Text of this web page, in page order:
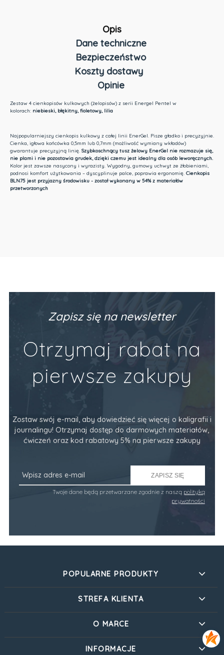
Opis
Dane techniczne
Bezpieczeństwo
Koszty dostawy
Cena nie zawiera ewentualnych kosztów płatności
Opinie
Zestaw 4 cienkopisów kulkowych (żelopisów) z serii Energel Pentel w
kolorach: niebieski, błękitny, fioletowy, lilia
Najpopularniejszy cienkopis kulkowy z całej linii EnerGel. Pisze gładko i precyzyjnie.
Cienka, igłowa końcówka 0,5mm lub 0,7mm (możliwość wymiany wkładów)
gwarantuje precyzyjną linię. Szybkoschnący tusz żelowy EnerGel nie rozmazuje się,
nie plami i nie pozostawia grudek, dzięki czemu jest idealny dla osób leworęcznych.
Kolor jest zawsze nasycony i wyrazisty. Wygodny, gumowy uchwyt ze żłobieniami,
podnosi komfort użytkowania – dyscyplinuje palce, poprawia ergonomię. Cienkopis
BLN75 jest przyjazny środowisku - został wykonany w 54% z materiałów
przetworzonych
Zapisz się na newsletter
Otrzymaj rabat na
pierwsze zakupy
Zostaw swój e-mail, aby dowiedzieć się więcej o kaligrafii i
journalingu! Otrzymaj dostęp do darmowych materiałów,
ćwiczeń oraz kod rabatowy 5% na pierwsze zakupy
ZAPISZ SIĘ
Twoje dane będą przetwarzane zgodnie z naszą polityką
prywatności
POPULARNE PRODUKTY
STREFA KLIENTA
O MARCE
INFORMACJE